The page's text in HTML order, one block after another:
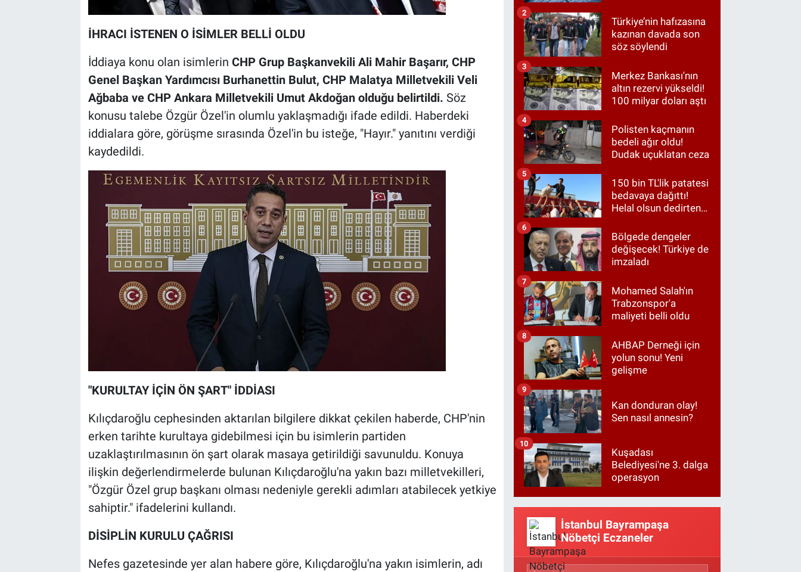
İHRACI İSTENEN O İSİMLER BELLİ OLDU
İddiaya konu olan isimlerin CHP Grup Başkanvekili Ali Mahir Başarır, CHP
Genel Başkan Yardımcısı Burhanettin Bulut, CHP Malatya Milletvekili Veli
Ağbaba ve CHP Ankara Milletvekili Umut Akdoğan olduğu belirtildi. Söz
konusu talebe Özgür Özel'in olumlu yaklaşmadığı ifade edildi. Haberdeki
iddialara göre, görüşme sırasında Özel'in bu isteğe, "Hayır." yanıtını verdiği
kaydedildi.
"KURULTAY İÇİN ÖN ŞART" İDDİASI
Kılıçdaroğlu cephesinden aktarılan bilgilere dikkat çekilen haberde, CHP'nin
erken tarihte kurultaya gidebilmesi için bu isimlerin partiden
uzaklaştırılmasının ön şart olarak masaya getirildiği savunuldu. Konuya
ilişkin değerlendirmelerde bulunan Kılıçdaroğlu'na yakın bazı milletvekilleri,
"Özgür Özel grup başkanı olması nedeniyle gerekli adımları atabilecek yetkiye
sahiptir." ifadelerini kullandı.
DİSİPLİN KURULU ÇAĞRISI
Nefes gazetesinde yer alan habere göre, Kılıçdaroğlu'na yakın isimlerin, adı
Türkiye’nin hafızasına
kazınan davada son
söz söylendi
2
Merkez Bankası'nın
altın rezervi yükseldi!
100 milyar doları aştı
3
Polisten kaçmanın
bedeli ağır oldu!
Dudak uçuklatan ceza
4
150 bin TL'lik patatesi
bedavaya dağıttı!
Helal olsun dedirten
5
Bölgede dengeler
değişecek! Türkiye de
imzaladı
6
Mohamed Salah'ın
Trabzonspor'a
maliyeti belli oldu
7
AHBAP Derneği için
yolun sonu! Yeni
gelişme
8
Kan donduran olay!
Sen nasıl annesin?
9
Kuşadası
Belediyesi'ne 3. dalga
operasyon
10
İstanbul Bayrampaşa
Nöbetçi Eczaneler